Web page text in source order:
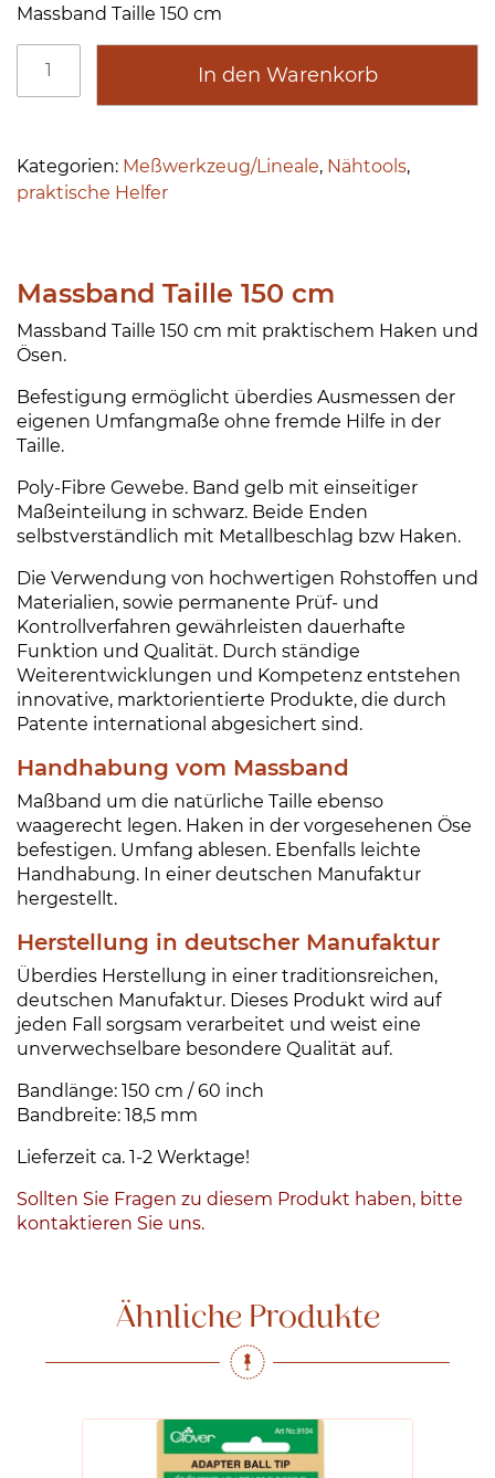
Massband Taille 150 cm
b
a
a
i
l
e
M
e
n
g
e
In den Warenkorb
n
a
Kategorien: Meßwerkzeug/Lineale, Nähtools,
praktische Helfer
Massband Taille 150 cm
Massband Taille 150 cm mit praktischem Haken und
Ösen.
Befestigung ermöglicht überdies Ausmessen der
eigenen Umfangmaße ohne fremde Hilfe in der
Taille.
Poly-Fibre Gewebe. Band gelb mit einseitiger
Maßeinteilung in schwarz. Beide Enden
selbstverständlich mit Metallbeschlag bzw Haken.
Die Verwendung von hochwertigen Rohstoffen und
Materialien, sowie permanente Prüf- und
Kontrollverfahren gewährleisten dauerhafte
Funktion und Qualität. Durch ständige
Weiterentwicklungen und Kompetenz entstehen
innovative, marktorientierte Produkte, die durch
Patente international abgesichert sind.
Handhabung vom Massband
Maßband um die natürliche Taille ebenso
waagerecht legen. Haken in der vorgesehenen Öse
befestigen. Umfang ablesen. Ebenfalls leichte
Handhabung. In einer deutschen Manufaktur
hergestellt.
Herstellung in deutscher Manufaktur
Überdies Herstellung in einer traditionsreichen,
deutschen Manufaktur. Dieses Produkt wird auf
jeden Fall sorgsam verarbeitet und weist eine
unverwechselbare besondere Qualität auf.
Bandlänge: 150 cm / 60 inch
Bandbreite: 18,5 mm
Lieferzeit ca. 1-2 Werktage!
Sollten Sie Fragen zu diesem Produkt haben, bitte
kontaktieren Sie uns.
Ähnliche Produkte